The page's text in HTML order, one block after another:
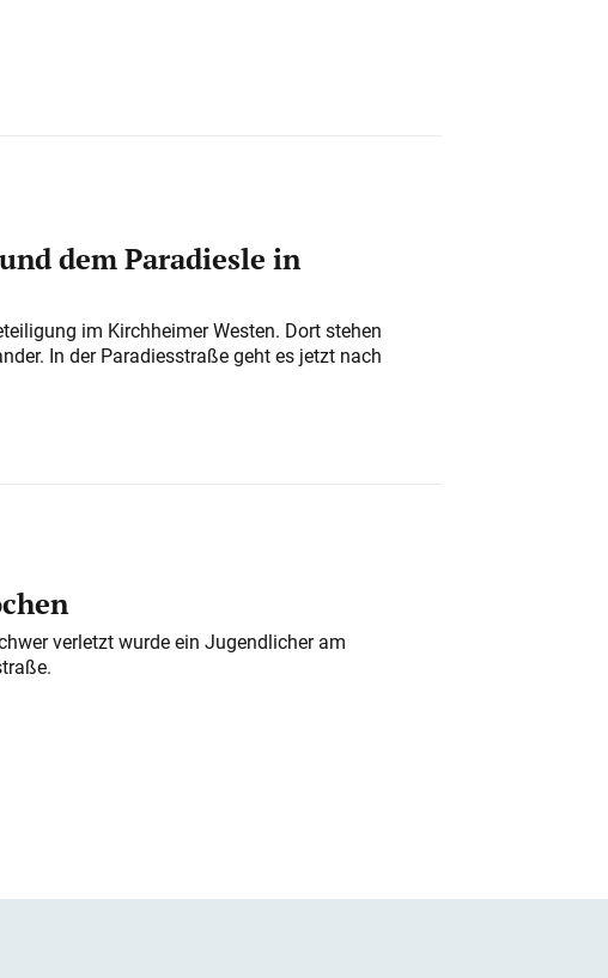
dem Paradiesle in
im Kirchheimer Westen. Dort stehen
In der Paradiesstraße geht es jetzt nach
verletzt wurde ein Jugendlicher am